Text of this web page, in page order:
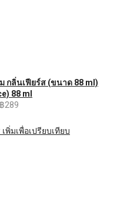
กลิ่นเฟียร์ส (ขนาด 88 ml)
88 ml
฿289
เพิ่มเพื่อเปรียบเทียบ